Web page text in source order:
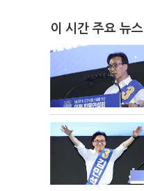
이 시간 주요 뉴스